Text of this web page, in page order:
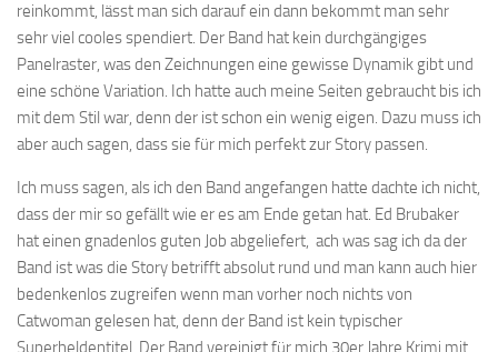
reinkommt, lässt man sich darauf ein dann bekommt man sehr
sehr viel cooles spendiert. Der Band hat kein durchgängiges
Panelraster, was den Zeichnungen eine gewisse Dynamik gibt und
eine schöne Variation. Ich hatte auch meine Seiten gebraucht bis ich
mit dem Stil war, denn der ist schon ein wenig eigen. Dazu muss ich
aber auch sagen, dass sie für mich perfekt zur Story passen.
Ich muss sagen, als ich den Band angefangen hatte dachte ich nicht,
dass der mir so gefällt wie er es am Ende getan hat. Ed Brubaker
hat einen gnadenlos guten Job abgeliefert, ach was sag ich da der
Band ist was die Story betrifft absolut rund und man kann auch hier
bedenkenlos zugreifen wenn man vorher noch nichts von
Catwoman gelesen hat, denn der Band ist kein typischer
Superheldentitel. Der Band vereinigt für mich 30er Jahre Krimi mit